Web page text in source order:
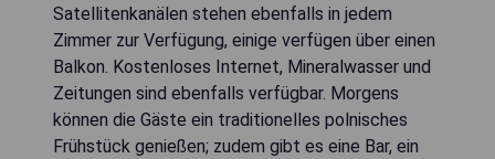
Satellitenkanälen stehen ebenfalls in jedem
Zimmer zur Verfügung, einige verfügen über einen
Balkon. Kostenloses Internet, Mineralwasser und
Zeitungen sind ebenfalls verfügbar. Morgens
können die Gäste ein traditionelles polnisches
Frühstück genießen; zudem gibt es eine Bar, ein